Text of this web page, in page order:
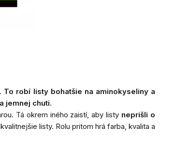
To robí listy bohatšie na aminokyseliny a
jemnej chuti.
Tá okrem iného zaistí, aby listy neprišli o
listy. Rolu pritom hrá farba, kvalita a